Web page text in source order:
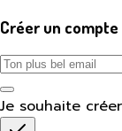
Créer un
Je souhaite